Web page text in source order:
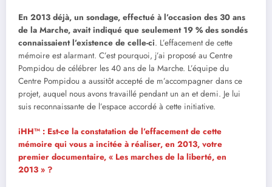
En 2013 déjà, un sondage, effectué à l’occasion des 30 ans
de la Marche, avait indiqué que seulement 19 % des sondés
connaissaient l’existence de celle-ci. L’effacement de cette
mémoire est alarmant. C’est pourquoi, j’ai proposé au Centre
Pompidou de célébrer les 40 ans de la Marche. L’équipe du
Centre Pompidou a aussitôt accepté de m’accompagner dans ce
projet, auquel nous avons travaillé pendant un an et demi. Je lui
suis reconnaissante de l’espace accordé à cette initiative.
iHH™ : Est-ce la constatation de l’effacement de cette
mémoire qui vous a incitée à réaliser, en 2013, votre
premier documentaire, « Les marches de la liberté, en
2013 » ?